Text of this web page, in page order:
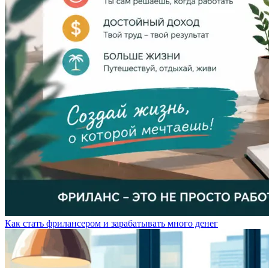
Как стать фрилансером и зарабатывать много денег